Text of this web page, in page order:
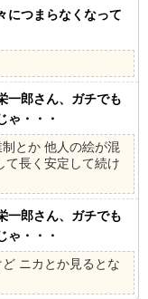
につまらなくなって
一郎さん、ガチでも
ゃ・・・
とか 他人の絵が混
て長く安定して続け
一郎さん、ガチでも
ゃ・・・
ニカとか見るとな